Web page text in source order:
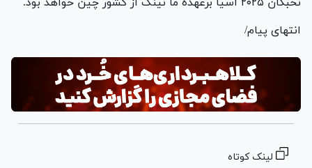
انتهای پیام/
لینک کوتاه